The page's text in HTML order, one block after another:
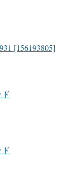
[156193805]